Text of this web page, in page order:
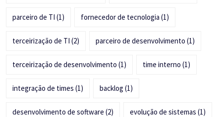
parceiro de TI (1) fornecedor de tecnologia (1)
terceirização de TI (2) parceiro de desenvolvimento (1)
terceirização de desenvolvimento (1) time interno (1)
integração de times (1) backlog (1)
desenvolvimento de software (2) evolução de sistemas (1)